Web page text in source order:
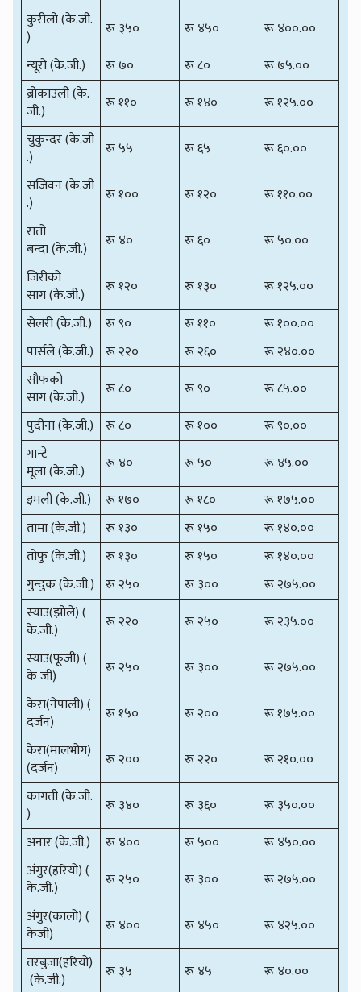
कुरीलो (के.जी.
)
रू ३५० रू ४५०
रू ४००.००
न्यूरो (के.जी.)
रू ७० रू ८०
रू ७५.००
ब्रोकाउली (के.
जी.)
रू ११० रू १४०
रू १२५.००
चुकुन्दर (के.जी
.)
रू ५५ रू ६५
रू ६०.००
सजिवन (के.जी
.)
रू १०० रू १२०
रू ११०.००
रातो
बन्दा (के.जी.)
रू ४० रू ६०
रू ५०.००
जिरीको
साग (के.जी.)
रू १२० रू १३०
रू १२५.००
सेलरी (के.जी.)
रू ९० रू ११०
रू १००.००
पार्सले (के.जी.) रू २२० रू २६०
रू २४०.००
सौफको
साग (के.जी.)
रू ८० रू ९०
रू ८५.००
पुदीना (के.जी.) रू ८० रू १००
रू ९०.००
गान्टे
मूला (के.जी.)
रू ४० रू ५०
रू ४५.००
इमली (के.जी.)
रू १७० रू १८०
रू १७५.००
तामा (के.जी.)
रू १३० रू १५०
रू १४०.००
तोफु (के.जी.)
रू १३० रू १५०
रू १४०.००
गुन्दुक (के.जी.) रू २५० रू ३००
रू २७५.००
स्याउ(झोले) (
के.जी.)
रू २२० रू २५०
रू २३५.००
स्याउ(फूजी) (
के जी)
रू २५० रू ३००
रू २७५.००
केरा(नेपाली) (
दर्जन)
रू १५० रू २००
रू १७५.००
केरा(मालभोग)
(दर्जन)
रू २०० रू २२०
रू २१०.००
कागती (के.जी.
)
रू ३४० रू ३६०
रू ३५०.००
अनार (के.जी.)
रू ४०० रू ५००
रू ४५०.००
अंगुर(हरियो) (
के.जी.)
रू २५० रू ३००
रू २७५.००
अंगुर(कालो) (
केजी)
रू ४०० रू ४५०
रू ४२५.००
तरबुजा(हरियो)
(के.जी.)
रू ३५ रू ४५
रू ४०.००